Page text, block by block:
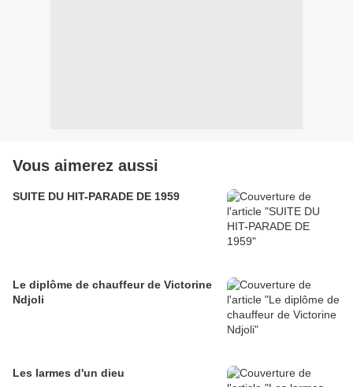
Vous aimerez aussi
SUITE DU HIT-PARADE DE 1959
Le diplôme de chauffeur de Victorine
Ndjoli
Les larmes d'un dieu